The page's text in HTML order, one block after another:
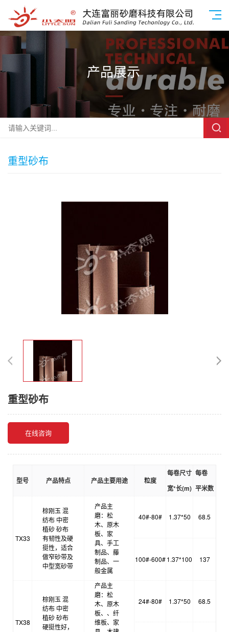
产品展示
重型砂布
重型砂布
在线咨询
型号 产品特点 产品主要用途 粒度
每卷尺寸
宽*长(m)
每卷
平米数
TX33
棕刚玉 混
纺布 中密
植砂 砂布
有韧性及硬
挺性，适合
做窄砂带及
中型宽砂带
产品主
磨：松
木、原木
板、家
具、手工
制品、藤
制品、一
般金属
40#-80# 1.37*50 68.5
100#-600# 1.37*100 137
TX38
棕刚玉 混
纺布 中密
植砂 砂布
硬挺性好，
产品主
磨：松
木、原木
板、、纤
维板、家
24#-80# 1.37*50 68.5